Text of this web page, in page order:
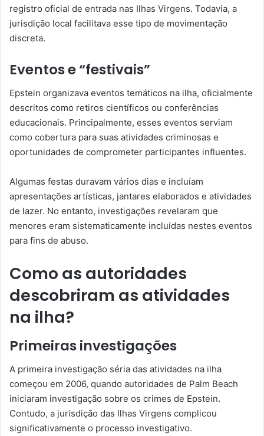
registro oficial de entrada nas Ilhas Virgens. Todavia, a
jurisdição local facilitava esse tipo de movimentação
discreta.
Eventos e “festivais”
Epstein organizava eventos temáticos na ilha, oficialmente
descritos como retiros científicos ou conferências
educacionais. Principalmente, esses eventos serviam
como cobertura para suas atividades criminosas e
oportunidades de comprometer participantes influentes.
Algumas festas duravam vários dias e incluíam
apresentações artísticas, jantares elaborados e atividades
de lazer. No entanto, investigações revelaram que
menores eram sistematicamente incluídas nestes eventos
para fins de abuso.
Como as autoridades
descobriram as atividades
na ilha?
Primeiras investigações
A primeira investigação séria das atividades na ilha
começou em 2006, quando autoridades de Palm Beach
iniciaram investigação sobre os crimes de Epstein.
Contudo, a jurisdição das Ilhas Virgens complicou
significativamente o processo investigativo.